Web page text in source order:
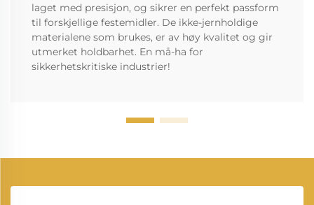
laget med presisjon, og sikrer en perfekt passform
til forskjellige festemidler. De ikke-jernholdige
materialene som brukes, er av høy kvalitet og gir
utmerket holdbarhet. En må-ha for
sikkerhetskritiske industrier!